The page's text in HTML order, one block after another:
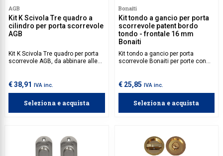
AGB
Kit K Scivola Tre quadro a
cilindro per porta scorrevole
AGB
Kit K Scivola Tre quadro per porta
scorrevole AGB, da abbinare alle
€ 38,91 IVA inc.
Seleziona e acquista
Bonaiti
Kit tondo a gancio per porta
scorrevole patent bordo
tondo - frontale 16 mm
Bonaiti
Kit tondo a gancio per porta
scorrevole Bonaiti per porte con
€ 25,85 IVA inc.
Seleziona e acquista